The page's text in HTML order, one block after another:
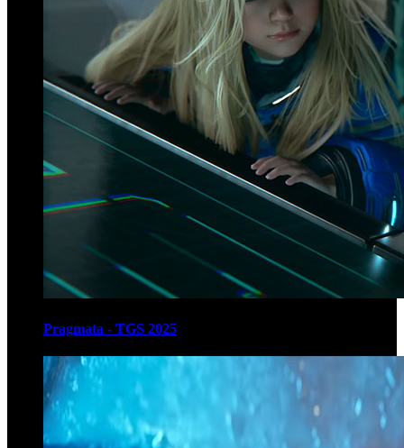
Pragmata - TGS 2025